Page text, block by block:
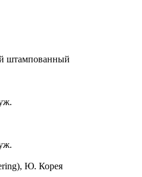
штампованный
Ю. Корея